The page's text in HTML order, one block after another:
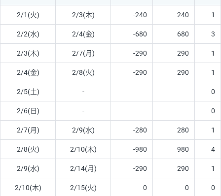
2/1(火) 2/3(木) -240 240 1
2/2(水) 2/4(金) -680 680 3
2/3(木) 2/7(月) -290 290 1
2/4(金) 2/8(火) -290 290 1
2/5(土) - 0
2/6(日) - 0
2/7(月) 2/9(水) -280 280 1
2/8(火) 2/10(木) -980 980 4
2/9(水) 2/14(月) -290 290 1
2/10(木) 2/15(火) 0 0 0